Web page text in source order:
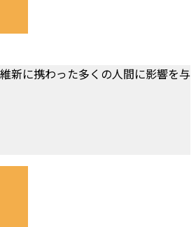
新に携わった多くの人間に影響を与